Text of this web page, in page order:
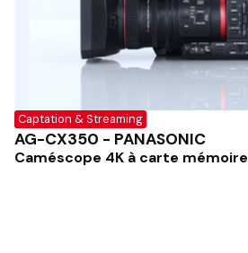
Captation & Streaming
AG-CX350 - PANASONIC
Caméscope 4K à carte mémoire